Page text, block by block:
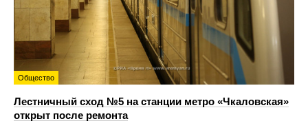
Общество
Лестничный сход №5 на станции метро «Чкаловская»
открыт после ремонта